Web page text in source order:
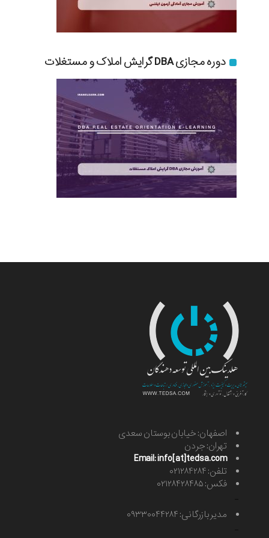
دوره مجازی DBA گرایش املاک و مستغلات
اصفهان: خیابان بوستان سعدی
تهران: جردن
Email: info[at]tedsa.com
تلفن: ۰۲۱۲۸۴۲۸۴
فکس: ۰۲۱۲۸۴۲۸۴۸۵
مدیر بازرگانی: ۰۹۳۳۰۰۴۴۲۸۴